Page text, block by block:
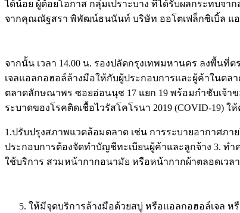
ได้น้อย ผู้ด้อยโอกาส กลุ่มเปราะบาง ที่ได้รับผลกระทบจ
จากคุณณัฐสรา พิพัฒน์ธนนันท์ บริษัท ออโตเฟล็กซิเบิ้ล แอ
จากนั้น เวลา 14.00 น. รองปลัดกรุงเทพมหานคร ลงพื้นที่
เจลแอลกอฮอล์ล้างมือให้กับผู้ประกอบการและผู้ค้าในตล
ตลาดลักษณาพร ซอยอ่อนนุช 17 แยก 19 พร้อมกำชับเจ้า
ระบาดของโรคติดเชื้อไวรัสโคโรนา 2019 (COVID-19) ใ
1.ปรับปรุงสภาพแวดล้อมตลาด เช่น การระบายอากาศภ
ประกอบการต้องจัดทำบัญชีทะเบียนผู้ค้าและลูกจ้าง 3. ท
ใช้บริการ สวมหน้ากากอนามัย หรือหน้ากากผ้าตลอดเวลา
ให้มีจุดบริการล้างมือด้วยสบู่ หรือแอลกอฮอล์เจล ห